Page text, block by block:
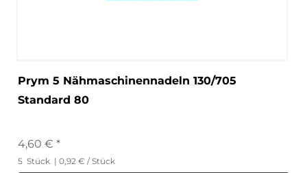
Prym 5 Nähmaschinennadeln 130/705
Standard 80
4,60 € *
5 Stück | 0,92 € / Stück